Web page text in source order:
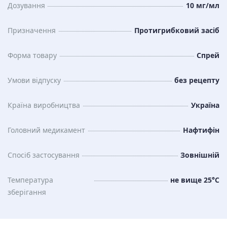
Дозування 10 мг/мл
Призначення Протигрибковий засіб
Форма товару Спрей
Умови відпуску без рецепту
Країна виробництва Україна
Головний медикамент Нафтифін
Спосіб застосування Зовнішній
Температура
зберiгання
не вище 25°C